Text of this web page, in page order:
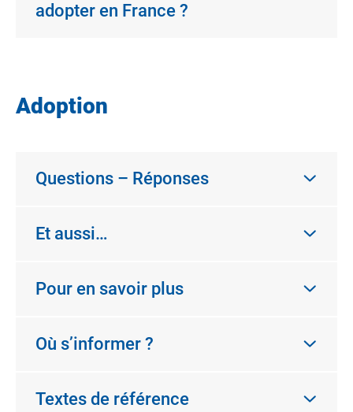
adopter en France ?
Adoption
Questions – Réponses
Et aussi…
Pour en savoir plus
Où s’informer ?
Textes de référence